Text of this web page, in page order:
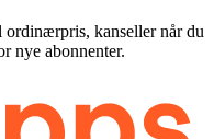
ordinærpris, kanseller når du
nye abonnenter.